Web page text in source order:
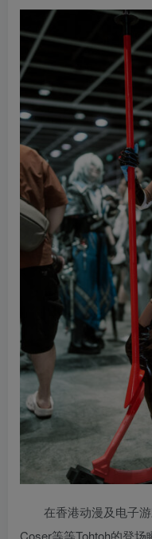
在香港动漫及电子
Coser等等Tohtoh的登